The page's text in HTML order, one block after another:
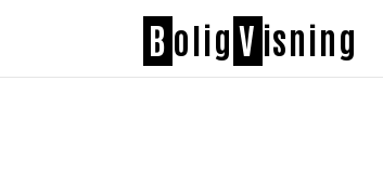
B olig V isning